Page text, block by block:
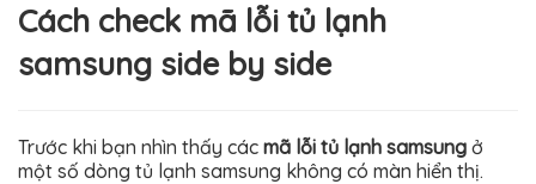
Cách check mã lỗi tủ lạnh
samsung side by side
Trước khi bạn nhìn thấy các mã lỗi tủ lạnh samsung ở
một số dòng tủ lạnh samsung không có màn hiển thị.